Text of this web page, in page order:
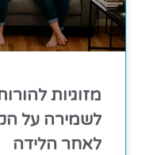
מזוגיות
לשמירה על
לאחר הלידה